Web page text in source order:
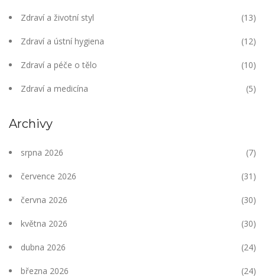
Zdraví a životní styl (13)
Zdraví a ústní hygiena (12)
Zdraví a péče o tělo (10)
Zdraví a medicína (5)
Archivy
srpna 2026 (7)
července 2026 (31)
června 2026 (30)
května 2026 (30)
dubna 2026 (24)
března 2026 (24)